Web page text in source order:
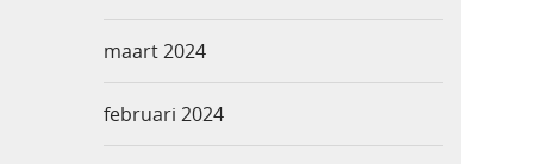
maart 2024
februari 2024